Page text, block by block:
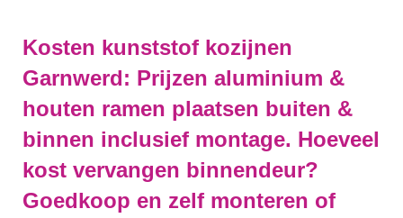
Kosten kunststof kozijnen
Garnwerd: Prijzen aluminium &
houten ramen plaatsen buiten &
binnen inclusief montage. Hoeveel
kost vervangen binnendeur?
Goedkoop en zelf monteren of